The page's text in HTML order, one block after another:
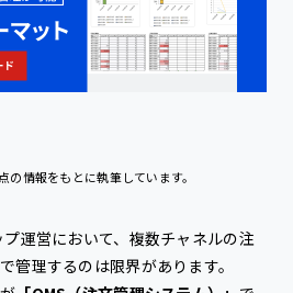
の情報をもとに執筆しています。
運営において、複数チャネルの注
管理するのは限界があります。